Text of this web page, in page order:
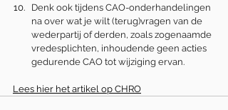
Denk ook tijdens CAO-onderhandelingen
na over wat je wilt (terug)vragen van de
wederpartij of derden, zoals zogenaamde
vredesplichten, inhoudende geen acties
gedurende CAO tot wijziging ervan.
Lees hier het artikel op CHRO